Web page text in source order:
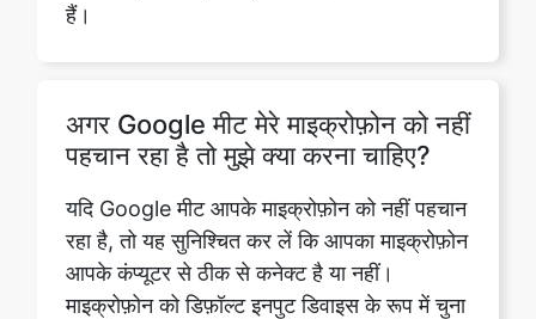
हैं।
अगर Google मीट मेरे माइक्रोफ़ोन को नहीं
पहचान रहा है तो मुझे क्या करना चाहिए?
यदि Google मीट आपके माइक्रोफ़ोन को नहीं पहचान
रहा है, तो यह सुनिश्चित कर लें कि आपका माइक्रोफ़ोन
आपके कंप्यूटर से ठीक से कनेक्ट है या नहीं।
माइक्रोफ़ोन को डिफ़ॉल्ट इनपुट डिवाइस के रूप में चुना